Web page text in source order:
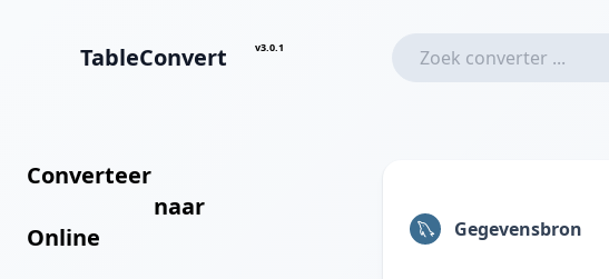
TableConvert v3.0.1
Converteer
naar
Online
Gegevensbron